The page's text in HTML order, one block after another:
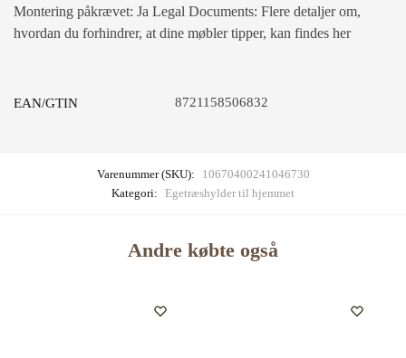
Montering påkrævet: Ja Legal Documents: Flere detaljer om,
hvordan du forhindrer, at dine møbler tipper, kan findes her
EAN/GTIN 8721158506832
Varenummer (SKU):
10670400241046730
Kategori: Egetræshylder til hjemmet
Andre købte også